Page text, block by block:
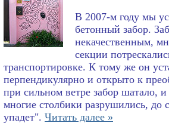
В 2007-м году мы
бетонный забор.
некачественным,
секции
транспортировке. К тому же он
перпендикулярно и открыто к
при сильном ветре забор шатало, и
многие столбики разрушились, до
упадет". Читать далее »